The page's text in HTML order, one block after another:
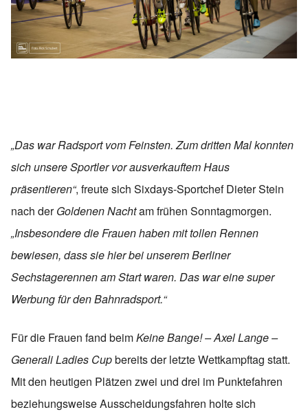
„Das war Radsport vom Feinsten. Zum dritten Mal konnten
sich unsere Sportler vor ausverkauftem Haus
präsentieren“, freute sich Sixdays-Sportchef Dieter Stein
nach derGoldenen Nachtam frühen Sonntagmorgen.
„Insbesondere die Frauen haben mit tollen Rennen
bewiesen, dass sie hier bei unserem Berliner
Sechstagerennen am Start waren. Das war eine super
Werbung für den Bahnradsport.“
Für die Frauen fand beimKeine Bange! – Axel Lange –
Generali Ladies Cupbereits der letzte Wettkampftag statt.
Mit den heutigen Plätzen zwei und drei im Punktefahren
beziehungsweise Ausscheidungsfahren holte sich